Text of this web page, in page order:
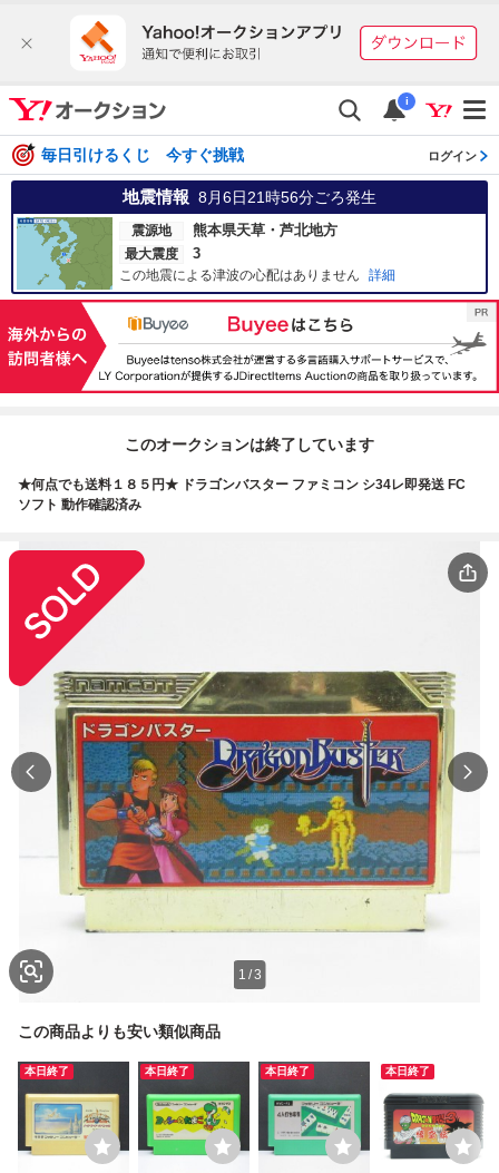
i
毎日引けるくじ 今すぐ挑戦 ログイン
地震情報 8月6日21時56分ごろ発生
震源地 熊本県天草・芦北地方
最大震度 3
この地震による津波の心配はありません 詳細
このオークションは終了しています
★何点でも送料１８５円★ ドラゴンバスター ファミコン シ34レ即発送 FC
ソフト 動作確認済み
1 /3
この商品よりも安い類似商品
本日終了 本日終了 本日終了 本日終了